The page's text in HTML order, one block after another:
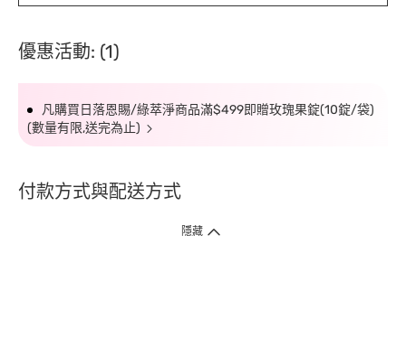
優惠活動: (1)
凡購買日落恩賜/綠萃淨商品滿$499即贈玫瑰果錠(10錠/袋)
(數量有限,送完為止)
付款方式與配送方式
隱藏